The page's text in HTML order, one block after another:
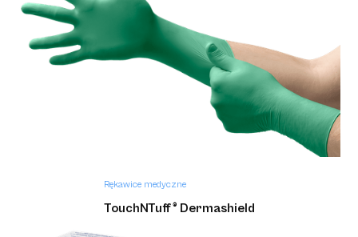
Rękawice medyczne
TouchNTuff ® Dermashield